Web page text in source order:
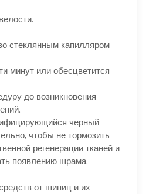
стеклянным капилляром
минут или обесцветится
до возникновения
черный
чтобы не тормозить
регенерации тканей и
появлению шрама.